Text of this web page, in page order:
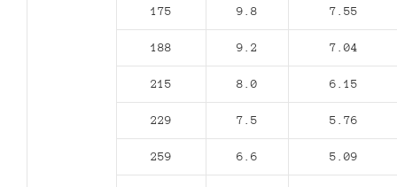
175 9.8 7.55
188 9.2 7.04
215 8.0 6.15
229 7.5 5.76
259 6.6 5.09